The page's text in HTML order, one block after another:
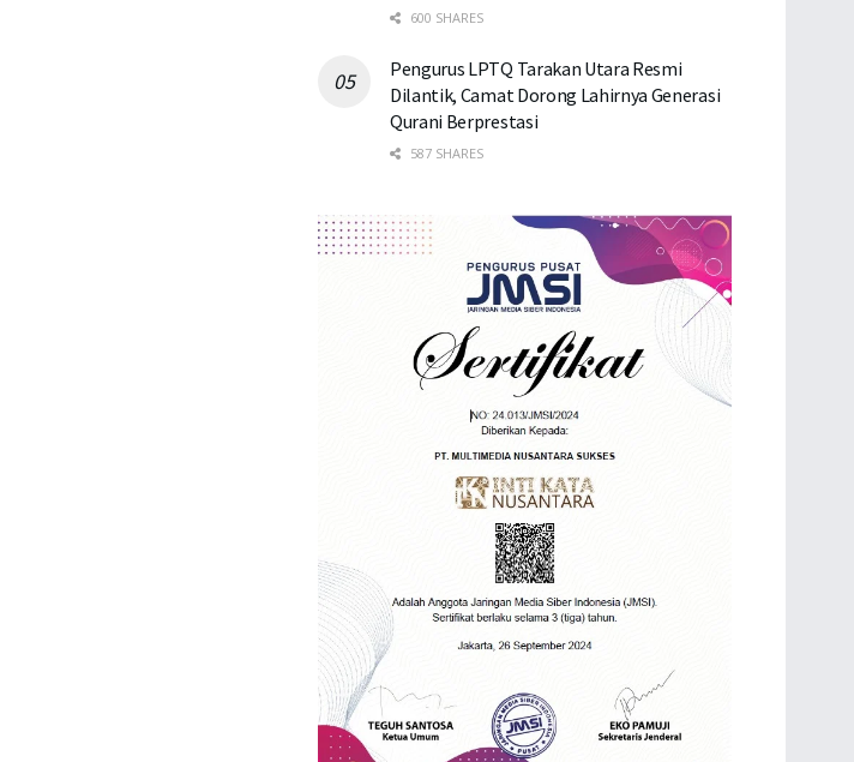
600 SHARES
Pengurus LPTQ Tarakan Utara Resmi
Dilantik, Camat Dorong Lahirnya Generasi
Qurani Berprestasi
587 SHARES